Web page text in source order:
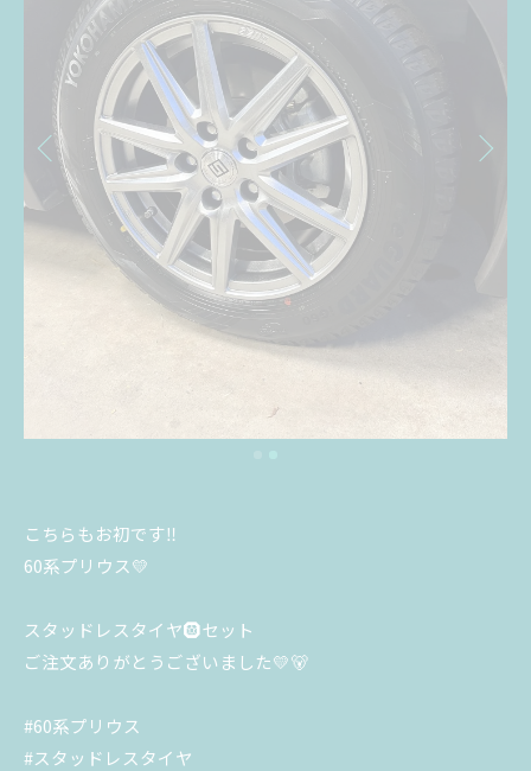
こちらもお初です‼️
60系プリウス💛
スタッドレスタイヤ🛞セット
ご注文ありがとうございました💛🐻
#60系プリウス
#スタッドレスタイヤ